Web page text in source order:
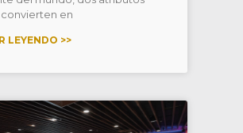
en
LEYENDO >>